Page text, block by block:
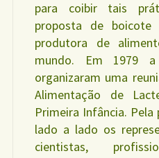
para coibir tais
proposta de
produtora de
mundo. Em 1979
organizaram uma
Alimentação de
Primeira Infância.
lado a lado os
cientistas,